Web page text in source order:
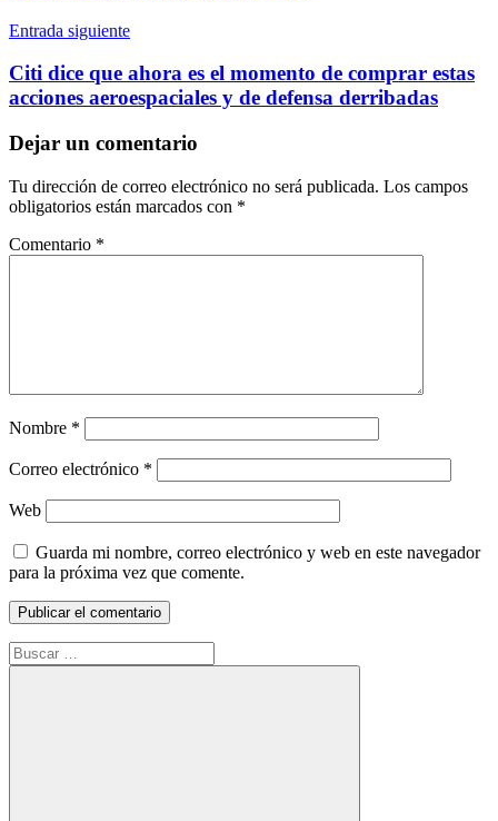
Entrada siguiente
Citi dice que ahora es el momento de comprar estas
acciones aeroespaciales y de defensa derribadas
Dejar un comentario
Tu dirección de correo electrónico no será publicada. Los campos
obligatorios están marcados con *
Comentario *
Nombre *
Correo electrónico *
Web
Guarda mi nombre, correo electrónico y web en este navegador
para la próxima vez que comente.
Buscar: